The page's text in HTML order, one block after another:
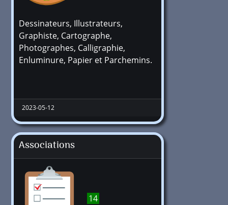
Dessinateurs, Illustrateurs,
Graphiste, Cartographe,
Photographes, Calligraphie,
Enluminure, Papier et Parchemins.
2023-05-12
Associations
14